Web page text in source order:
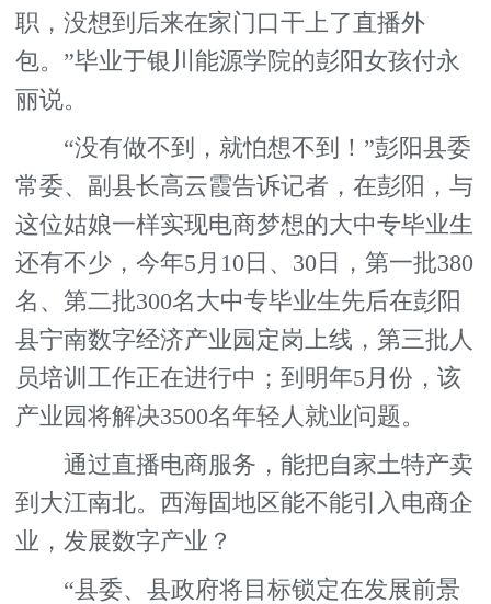
职，没想到后来在家门口干上了直播外
包。”毕业于银川能源学院的彭阳女孩付永
丽说。
“没有做不到，就怕想不到！”彭阳县委
常委、副县长高云霞告诉记者，在彭阳，与
这位姑娘一样实现电商梦想的大中专毕业生
还有不少，今年5月10日、30日，第一批380
名、第二批300名大中专毕业生先后在彭阳
县宁南数字经济产业园定岗上线，第三批人
员培训工作正在进行中；到明年5月份，该
产业园将解决3500名年轻人就业问题。
通过直播电商服务，能把自家土特产卖
到大江南北。西海固地区能不能引入电商企
业，发展数字产业？
“县委、县政府将目标锁定在发展前景